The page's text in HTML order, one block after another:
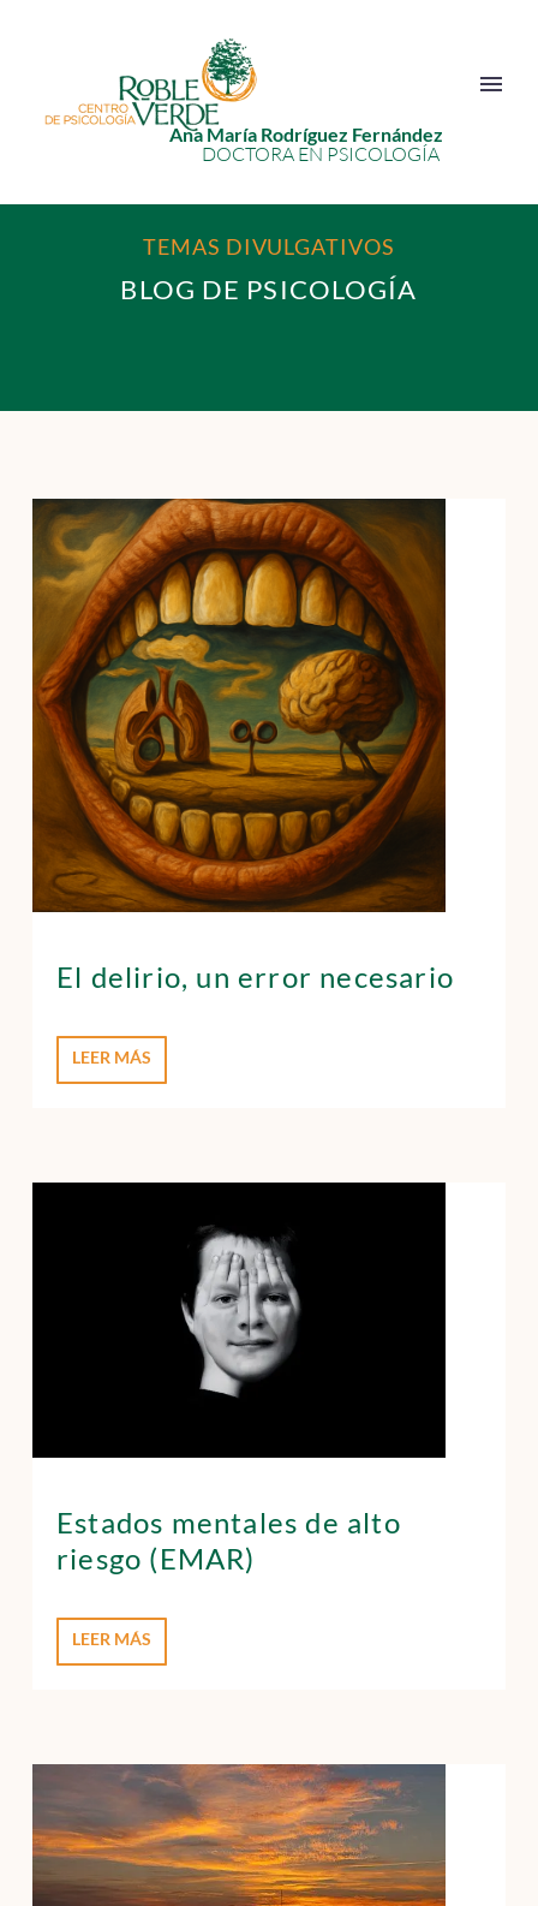
Ana María Rodríguez Fernández
DOCTORA EN PSICOLOGÍA
Contacto
Localízanos
Solicita cita
TEMAS DIVULGATIVOS
BLOG DE PSICOLOGÍA
El delirio, un error necesario
LEER MÁS
Estados mentales de alto
riesgo (EMAR)
LEER MÁS